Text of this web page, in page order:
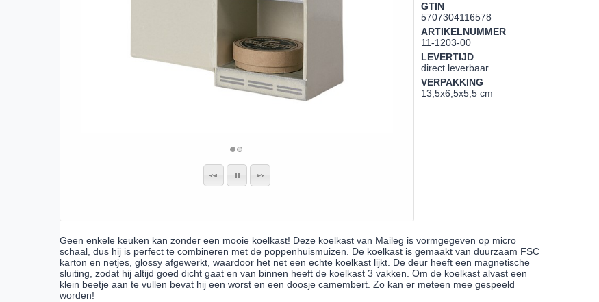
GTIN
5707304116578
ARTIKELNUMMER
11-1203-00
LEVERTIJD
direct leverbaar
VERPAKKING
13,5x6,5x5,5 cm
Geen enkele keuken kan zonder een mooie koelkast! Deze koelkast van Maileg is vormgegeven op micro
schaal, dus hij is perfect te combineren met de poppenhuismuizen. De koelkast is gemaakt van duurzaam FSC
karton en netjes, glossy afgewerkt, waardoor het net een echte koelkast lijkt. De deur heeft een magnetische
sluiting, zodat hij altijd goed dicht gaat en van binnen heeft de koelkast 3 vakken. Om de koelkast alvast een
klein beetje aan te vullen bevat hij een worst en een doosje camembert. Zo kan er meteen mee gespeeld
worden!